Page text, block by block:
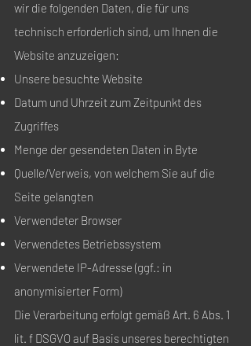
wir die folgenden Daten, die für uns
technisch erforderlich sind, um Ihnen die
Website anzuzeigen:
Unsere besuchte Website
Datum und Uhrzeit zum Zeitpunkt des
Zugriffes
Menge der gesendeten Daten in Byte
Quelle/Verweis, von welchem Sie auf die
Seite gelangten
Verwendeter Browser
Verwendetes Betriebssystem
Verwendete IP-Adresse (ggf.: in
anonymisierter Form)
Die Verarbeitung erfolgt gemäß Art. 6 Abs. 1
lit. f DSGVO auf Basis unseres berechtigten